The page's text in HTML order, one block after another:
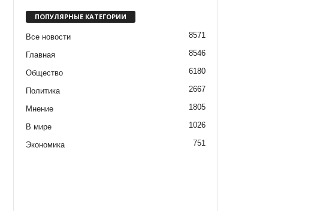
ПОПУЛЯРНЫЕ КАТЕГОРИИ
Все новости 8571
Главная 8546
Общество 6180
Политика 2667
Мнение 1805
В мире 1026
Экономика 751